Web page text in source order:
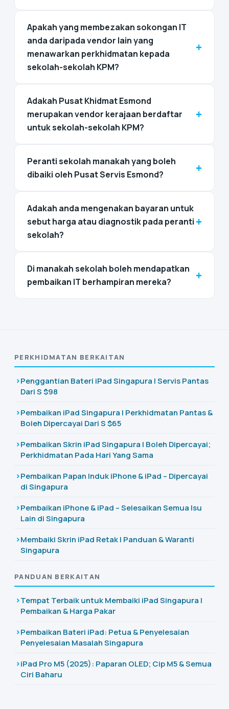
Apakah yang membezakan sokongan IT
anda daripada vendor lain yang
menawarkan perkhidmatan kepada
sekolah-sekolah KPM?
+
Adakah Pusat Khidmat Esmond
merupakan vendor kerajaan berdaftar
untuk sekolah-sekolah KPM?
+
Peranti sekolah manakah yang boleh
dibaiki oleh Pusat Servis Esmond?
+
Adakah anda mengenakan bayaran untuk
sebut harga atau diagnostik pada peranti
sekolah?
+
Di manakah sekolah boleh mendapatkan
pembaikan IT berhampiran mereka?
+
PERKHIDMATAN BERKAITAN
Penggantian Bateri iPad Singapura | Servis Pantas
Dari S $98
Pembaikan iPad Singapura | Perkhidmatan Pantas &
Boleh Dipercayai Dari S $65
Pembaikan Skrin iPad Singapura | Boleh Dipercayai;
Perkhidmatan Pada Hari Yang Sama
Pembaikan Papan Induk iPhone & iPad – Dipercayai
di Singapura
Pembaikan iPhone & iPad – Selesaikan Semua Isu
Lain di Singapura
Membaiki Skrin iPad Retak | Panduan & Waranti
Singapura
PANDUAN BERKAITAN
Tempat Terbaik untuk Membaiki iPad Singapura |
Pembaikan & Harga Pakar
Pembaikan Bateri iPad: Petua & Penyelesaian
Penyelesaian Masalah Singapura
iPad Pro M5 (2025): Paparan OLED; Cip M5 & Semua
Ciri Baharu